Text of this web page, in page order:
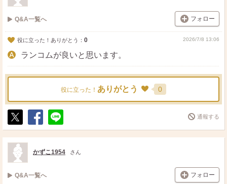
Q&A一覧へ フォロー
役に立った！ありがとう： 0 2026/7/8 13:06
ランコムが良いと思います。
役に立った！ ありがとう 0
ポ
ス
ト
シ
ェ
送
る
通報する
かずこ1954 さん
Q&A一覧へ フォロー